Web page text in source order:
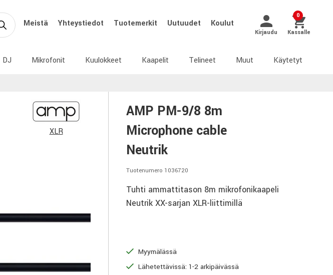
Meistä Yhteystiedot Tuotemerkit Uutuudet Koulut
Kirjaudu
0
Kassalle
DJ Mikrofonit Kuulokkeet Kaapelit Telineet Muut Käytetyt
XLR
AMP PM-9/8 8m
Microphone cable
Neutrik
Tuotenumero 1036720
Tuhti ammattitason 8m mikrofonikaapeli
Neutrik XX-sarjan XLR-liittimillä
Myymälässä
Lähetettävissä: 1-2 arkipäivässä